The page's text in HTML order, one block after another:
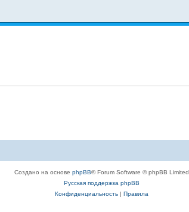
Создано на основе phpBB® Forum Software © phpBB Limited
Русская поддержка phpBB
Конфиденциальность| Правила